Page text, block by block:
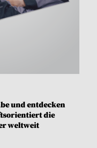
und entdecken
die
weltweit